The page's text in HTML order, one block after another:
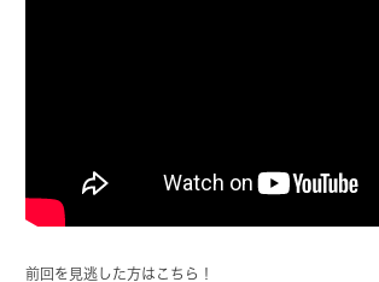
前回を見逃した方はこちら！